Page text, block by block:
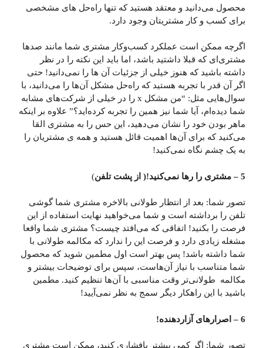
محصول می‌دانید و معتقد هستید که تنها راه‌حل های مشخصی
برای کسب و کار مشتریتان وجود دارد.
اگرچه ممکن است عملکرد کسب‌وکار مشتری شما مانند صدها
مشتری‌ای که قبلا داشتید باشد، اما باید این نکته را در نظر
داشته باشید که هنوز خیلی از جزئیات آن ها را نمی‌دانید! حتی
اگر آن قدر با تجربه هستید که راه‌حل مشکل آن‌ها را می‌دانید، با
سوال‌هایی مثل: “من مشکل x را در خیلی از شرکت‌های مشابه
شما دیده‌ام، آیا شما نیز همین را تجربه کرده‌اید؟” علاوه بر اینکه
ماهر بودن خود را نشان می‌دهید، این حس را به مشتری القا
می‌کنید که برای آن‌ها اهمیت قائل هستید و همه ی مشتریان را
به یک چشم نگاه نمی‌کنید!
5 – مشتری را رها نمی‌کنید!( از پشت تلفن )
تصور شما: بعد از انتظار طولانی بالاخره مشتری شما گوشی
تلفن را برداشته است و شما می‌خواهید نهایت استفاده از این
فرصت را بکنید! اتفاقی که می‌افتد چیست؟ مشتری شما واقعا
مشغله زیادی دارد و فرصت این را ندارد که مکالمه طولانی با
شما داشته باشد! پس بهتر است اول مطمین شوید که محصول
شما متناسب با نیاز آن‌هاست، سپس برای توضیحات بیشتر و
مکالمه طولانی‌تر وقت مناسبی با آن‌ها تنظیم کنید. مطمین
باشید با این راهکار دیگر سمج به نظر نمی‌آیید!
6 – اصرارهای آزاردهنده!
تصور شما: اگر کمی بیشتر پافشاری کنید، ممکن است مشتری